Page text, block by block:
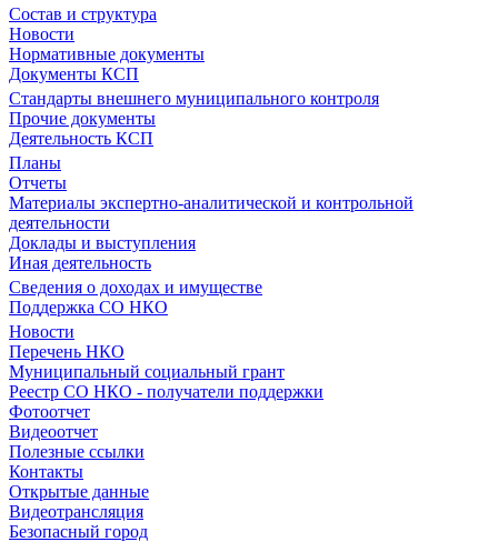
Состав и структура
Новости
Нормативные документы
Документы КСП
Стандарты внешнего муниципального контроля
Прочие документы
Деятельность КСП
Планы
Отчеты
Материалы экспертно-аналитической и контрольной
деятельности
Доклады и выступления
Иная деятельность
Сведения о доходах и имуществе
Поддержка СО НКО
Новости
Перечень НКО
Муниципальный социальный грант
Реестр СО НКО - получатели поддержки
Фотоотчет
Видеоотчет
Полезные ссылки
Контакты
Открытые данные
Видеотрансляция
Безопасный город